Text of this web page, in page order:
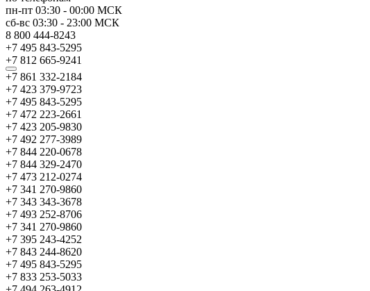
пн-пт 03:30 - 00:00 МСК
сб-вс 03:30 - 23:00 МСК
8 800 444-8243
+7 495 843-5295
+7 812 665-9241
+7 861 332-2184
+7 423 379-9723
+7 495 843-5295
+7 472 223-2661
+7 423 205-9830
+7 492 277-3989
+7 844 220-0678
+7 844 329-2470
+7 473 212-0274
+7 341 270-9860
+7 343 343-3678
+7 493 252-8706
+7 341 270-9860
+7 395 243-4252
+7 843 244-8620
+7 495 843-5295
+7 833 253-5033